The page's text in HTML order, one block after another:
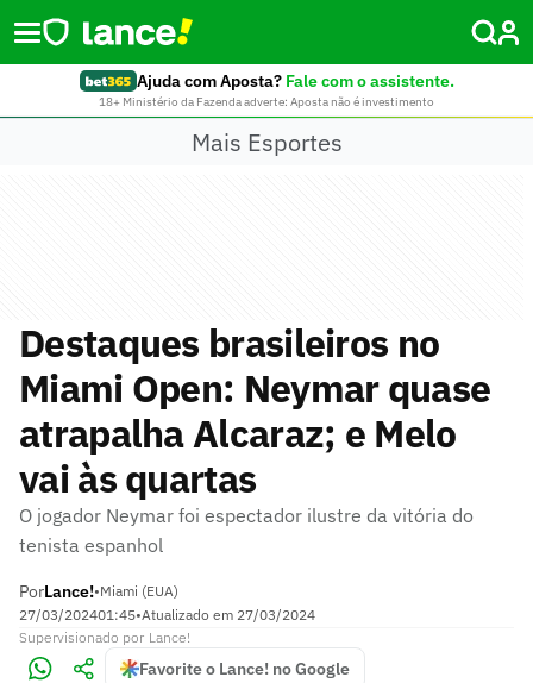
Ajuda com Aposta? Fale com o assistente.
18+ Ministério da Fazenda adverte: Aposta não é investimento
Mais Esportes
Destaques brasileiros no
Miami Open: Neymar quase
atrapalha Alcaraz; e Melo
vai às quartas
O jogador Neymar foi espectador ilustre da vitória do
tenista espanhol
PorLance!•Miami (EUA)
27/03/202401:45•Atualizado em 27/03/2024
Supervisionado por Lance!
Favorite o Lance! no Google